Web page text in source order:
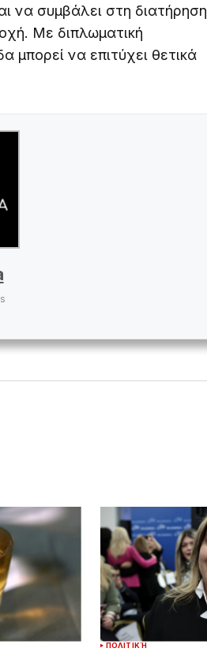
να συμβάλει στη διατήρηση
Με διπλωματική
μπορεί να επιτύχει θετικά
ΠΟΛΙΤΙΚΉ